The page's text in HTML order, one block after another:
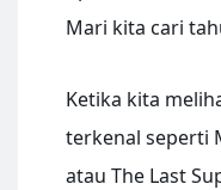
Mari kita cari
Ketika kita
terkenal seperti
atau The Last